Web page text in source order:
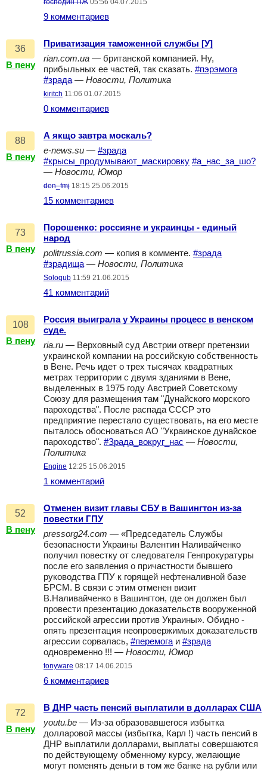
господин ПЖ 05:56 04.07.2015
9 комментариев
36
В пену
Приватизация таможенной службы [У]
rian.com.ua — британской компанией. Ну,
прибыльных ее частей, так сказать. #пэрэмога
#зрада — Новости, Политика
kiritch 11:06 01.07.2015
0 комментариев
88
В пену
А якщо завтра москаль?
e-news.su — #зрада
#крысы_продумывают_маскировку #а_нас_за_шо?
— Новости, Юмор
den_fmj 18:15 25.06.2015
15 комментариев
73
В пену
Порошенко: россияне и украинцы - единый
народ
politrussia.com — копия в комменте. #зрада
#зрадища — Новости, Политика
Soloqub 11:59 21.06.2015
41 комментарий
108
В пену
Россия выиграла у Украины процесс в венском
суде.
ria.ru — Верховный суд Австрии отверг претензии
украинской компании на российскую собственность
в Вене. Речь идет о трех тысячах квадратных
метрах территории с двумя зданиями в Вене,
выделенных в 1975 году Австрией Советскому
Союзу для размещения там "Дунайского морского
пароходства". После распада СССР это
предприятие перестало существовать, на его месте
пыталось обосноваться АО "Украинское дунайское
пароходство". #Зрада_вокруг_нас — Новости,
Политика
Engine 12:25 15.06.2015
1 комментарий
52
В пену
Отменен визит главы СБУ в Вашингтон из-за
повестки ГПУ
pressorg24.com — «Председатель Службы
безопасности Украины Валентин Наливайченко
получил повестку от следователя Генпрокуратуры
после его заявления о причастности бывшего
руководства ГПУ к горящей нефтеналивной базе
БРСМ. В связи с этим отменен визит
В.Наливайченко в Вашингтон, где он должен был
провести презентацию доказательств вооруженной
российской агрессии против Украины». Обидно -
опять презентация неопровержимых доказательств
агрессии сорвалась, #перемога и #зрада
одновременно !!! — Новости, Юмор
tonyware 08:17 14.06.2015
6 комментариев
72
В пену
В ДНР часть пенсий выплатили в долларах США
youtu.be — Из-за образовавшегося избытка
долларовой массы (избытка, Карл !) часть пенсий в
ДНР выплатили долларами, выплаты совершаются
по действующему обменному курсу, желающие
могут поменять деньги в том же банке на рубли или